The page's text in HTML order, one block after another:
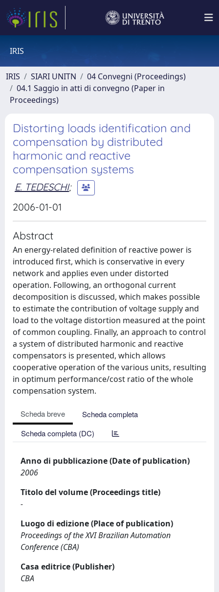
IRIS
IRIS SIARI UNITN
04 Convegni (Proceedings)
04.1 Saggio in atti di convegno (Paper in
Proceedings)
Distorting loads identification and
compensation by distributed
harmonic and reactive
compensation systems
E. TEDESCHI;
2006-01-01
Abstract
An energy-related definition of reactive power is
introduced first, which is conservative in every
network and applies even under distorted
operation. Following, an orthogonal current
decomposition is discussed, which makes possible
to estimate the contribution of voltage supply and
load to the voltage distortion measured at the point
of common coupling. Finally, an approach to control
a system of distributed harmonic and reactive
compensators is presented, which allows
cooperative operation of the various units, resulting
in optimum performance/cost ratio of the whole
compensation system.
Scheda breve
Scheda completa
Scheda completa (DC)
Anno di pubblicazione (Date of publication)
2006
Titolo del volume (Proceedings title)
-
Luogo di edizione (Place of publication)
Proceedings of the XVI Brazilian Automation
Conference (CBA)
Casa editrice (Publisher)
CBA